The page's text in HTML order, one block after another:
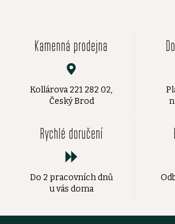
Kamenná prodejna
Kollárova 221 282 02,
Český Brod
Rychlé doručení
Do 2 pracovních dnů
u vás doma